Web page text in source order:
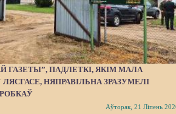
ГАЗЕТЫ”, ПАДЛЕТКІ, ЯКІМ МАЛА
ЛЯСГАСЕ, НЯПРАВІЛЬНА ЗРАЗУМЕЛІ
Аўторак, 21 Ліпень